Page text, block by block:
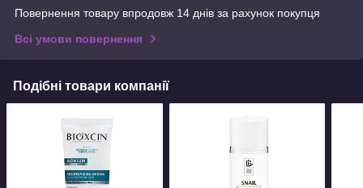
Повернення товару впродовж 14 днів за рахунок покупця
Всі умови повернення
Подібні товари компанії